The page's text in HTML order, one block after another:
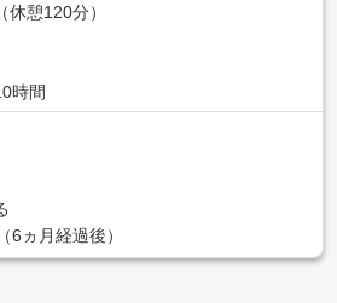
休憩120分）
時間
6ヵ月経過後）